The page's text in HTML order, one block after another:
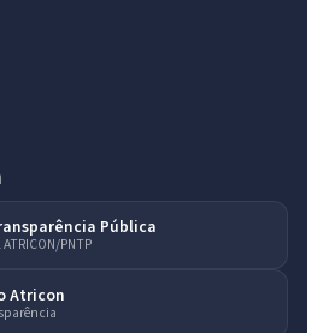
Pública
PNTP
Atricon